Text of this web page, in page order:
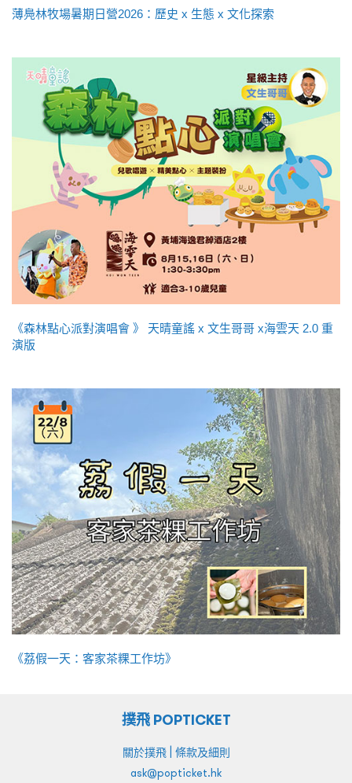
薄鳧林牧場暑期日營2026：歷史 x 生態 x 文化探索
《森林點心派對演唱會 》 天晴童謠 x 文生哥哥 x海雲天 2.0 重
演版
《荔假一天：客家茶粿工作坊》
撲飛 POPTICKET
關於撲飛| 條款及細則
ask@popticket.hk